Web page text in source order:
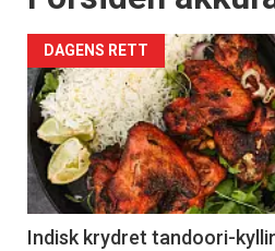
DAGENS RETT
Indisk krydret tandoori-